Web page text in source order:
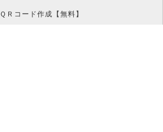
ＱＲコード作成【無料】